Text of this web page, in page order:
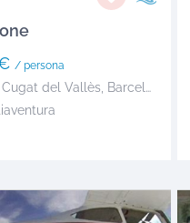
/ persona
del Vallès, Barcelona